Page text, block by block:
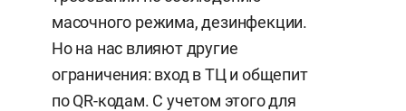
масочного режима, дезинфекции.
Но на нас влияют другие
ограничения: вход в ТЦ и общепит
по QR-кодам. С учетом этого для